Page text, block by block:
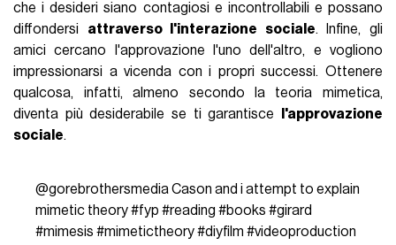
che i desideri siano contagiosi e incontrollabili e possano
diffondersi attraverso l'interazione sociale. Infine, gli
amici cercano l'approvazione l'uno dell'altro, e vogliono
impressionarsi a vicenda con i propri successi. Ottenere
qualcosa, infatti, almeno secondo la teoria mimetica,
diventa più desiderabile se ti garantisce
l'approvazione
sociale.
@gorebrothersmediaCason and i attempt to explain
mimetic theory#fyp #reading #books #girard
#mimesis #mimetictheory#diyfilm #videoproduction